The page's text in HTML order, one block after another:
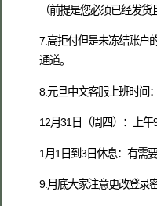
（前提是您必须已经发
7.高拒付但是未冻结账户
通道。
8.元旦中文客服上班时间：
12月31日（周四）：上
1月1日到3日休息：有需
9.月底大家注意更改登录